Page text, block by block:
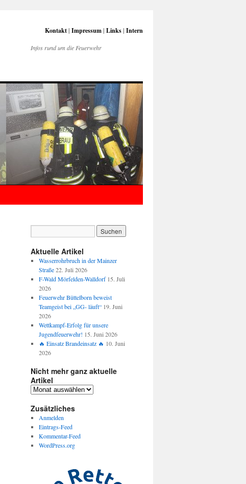
Kontakt| Impressum| Links| Intern
Infos rund um die Feuerwehr
Aktuelle Artikel
Wasserrohrbruch in der Mainzer
Straße 22. Juli 2026
F-Wald Mörfelden-Walldorf 15. Juli
2026
Feuerwehr Büttelborn beweist
Teamgeist bei „GG- läuft“ 19. Juni
2026
Wettkampf-Erfolg für unsere
Jugendfeuerwehr! 15. Juni 2026
🔥 Einsatz Brandeinsatz 🔥 10. Juni
2026
Nicht mehr ganz aktuelle
Artikel
Zusätzliches
Anmelden
Eintrags-Feed
Kommentar-Feed
WordPress.org